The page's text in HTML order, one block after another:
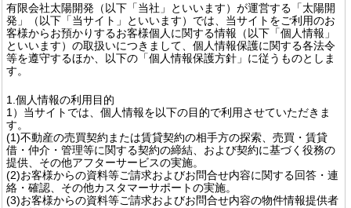
有限会社太陽開発（以下「当社」といいます）が運営する「太陽開
発」（以下「当サイト」といいます）では、当サイトをご利用のお
客様からお預かりするお客様個人に関する情報（以下「個人情報」
といいます）の取扱いにつきまして、個人情報保護に関する各法令
等を遵守するほか、以下の「個人情報保護方針」に従うものとしま
す。
1.個人情報の利用目的
1）当サイトでは、個人情報を以下の目的で利用させていただきま
す。
(1)不動産の売買契約または賃貸契約の相手方の探索、売買・賃貸
借・仲介・管理等に関する契約の締結、および契約に基づく役務の
提供、その他アフターサービスの実施。
(2)お客様からの資料等ご請求およびお問合せ内容に関する回答・連
絡・確認、その他カスタマーサポートの実施。
(3)お客様からの資料等ご請求およびお問合せ内容の物件情報提供者